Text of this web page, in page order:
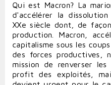
Qui est Macron? La
d'accélérer la
XXe siècle dont, de
production. Macron,
capitalisme sous les
des forces productives,
mission de renverser
profit des exploités,